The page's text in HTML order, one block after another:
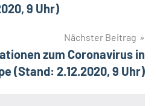
9 Uhr)
Nächster Beitrag
zum Coronavirus in
(Stand: 2.12.2020, 9 Uhr)